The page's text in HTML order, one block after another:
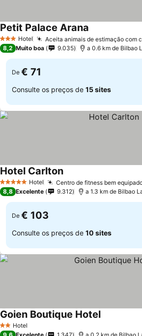
3 EstrelasHotel Aceita animais de estimação com
Petit Palace Arana
8,2 Muito boa 9.035 a 0.6 km de Bilbao
De € 71
Consulte os preços de 15 sites
5 Estrelas Hotel Centro de fitness bem
Hotel Carlton
8,8 Excelente 9.312 a 1.3 km de Bilbao
De € 103
Consulte os preços de 10 sites
2 Estrelas
Hotel
Goien Boutique Hotel